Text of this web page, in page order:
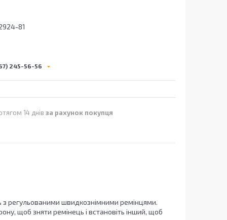
81
245-56-56
14 днів за рахунок покупця
з регульованими швидкознімними ремінцями.
щоб зняти ремінець і встановіть інший, щоб